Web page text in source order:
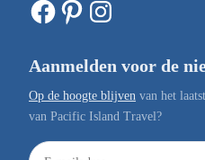
Facebook Pinterest Instagram
Aanmelden voor de
Op de hoogte blijven van het
van Pacific Island Travel?
E